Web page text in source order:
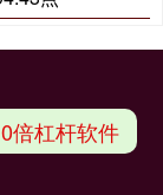
倍杠杆软件